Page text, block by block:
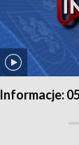
Informacje: